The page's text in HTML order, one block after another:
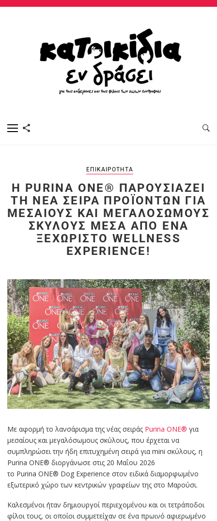
ΕΠΙΚΑΙΡΌΤΗΤΑ
Η PURINA ONE® ΠΑΡΟΥΣΙΆΖΕΙ
ΤΗ ΝΈΑ ΣΕΙΡΆ ΠΡΟΪΌΝΤΩΝ ΓΙΑ
ΜΕΣΑΊΟΥΣ ΚΑΙ ΜΕΓΑΛΌΣΩΜΟΥΣ
ΣΚΎΛΟΥΣ ΜΈΣΑ ΑΠΌ ΈΝΑ
ΞΕΧΩΡΙΣΤΌ WELLNESS
EXPERIENCE!
Με αφορμή το λανσάρισμα της νέας σειράς Purina ONE® για
μεσαίους και μεγαλόσωμους σκύλους, που έρχεται να
συμπληρώσει την ήδη επιτυχημένη σειρά για mini σκύλους, η
Purina ONE® διοργάνωσε στις 20 Μαΐου 2026
το Purina ONE® Dog Experience στον ειδικά διαμορφωμένο
εξωτερικό χώρο των κεντρικών γραφείων της στο Μαρούσι.
Καλεσμένοι ήταν δημιουργοί περιεχομένου και οι τετράποδοι
φίλοι τους, οι οποίοι συμμετείχαν σε ένα πρωινό αφιερωμένο